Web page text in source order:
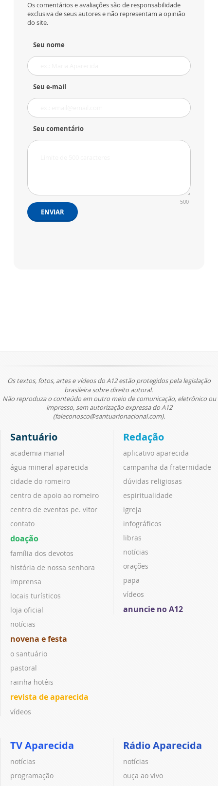
Os comentários e avaliações são de responsabilidade
exclusiva de seus autores e não representam a opinião
do site.
Seu nome
Seu e-mail
Seu comentário
500
ENVIAR
Os textos, fotos, artes e vídeos do A12 estão protegidos pela legislação
brasileira sobre direito autoral.
Não reproduza o conteúdo em outro meio de comunicação, eletrônico ou
impresso, sem autorização expressa do A12
(faleconosco@santuarionacional.com).
Santuário
academia marial
água mineral aparecida
cidade do romeiro
centro de apoio ao romeiro
centro de eventos pe. vitor
contato
doação
família dos devotos
história de nossa senhora
imprensa
locais turísticos
loja oficial
notícias
novena e festa
o santuário
pastoral
rainha hotéis
revista de aparecida
vídeos
Redação
aplicativo aparecida
campanha da fraternidade
dúvidas religiosas
espiritualidade
igreja
infográficos
libras
notícias
orações
papa
vídeos
anuncie no A12
TV Aparecida
notícias
programação
Rádio Aparecida
notícias
ouça ao vivo